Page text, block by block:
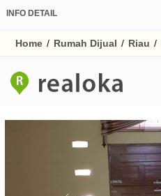
INFO DETAIL
Home / Rumah Dijual / Riau /